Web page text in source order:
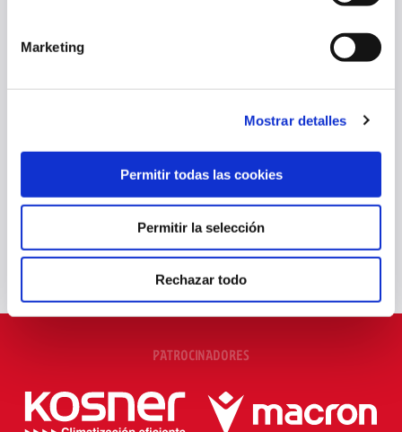
Marketing
Mostrar detalles
Permitir todas las cookies
Permitir la selección
Rechazar todo
OTRAS 24 jul. 2025
PATROCINADORES